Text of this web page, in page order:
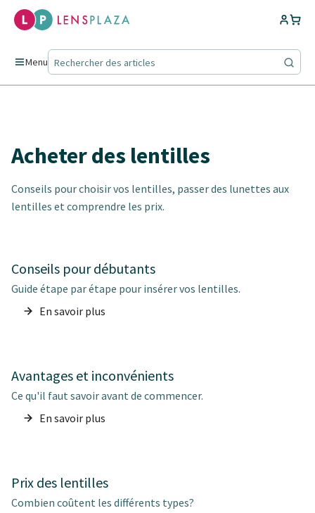
Menu
Acheter des lentilles
Conseils pour choisir vos lentilles, passer des lunettes aux
lentilles et comprendre les prix.
Conseils pour débutants
Guide étape par étape pour insérer vos lentilles.
En savoir plus
Avantages et inconvénients
Ce qu'il faut savoir avant de commencer.
En savoir plus
Prix des lentilles
Combien coûtent les différents types?